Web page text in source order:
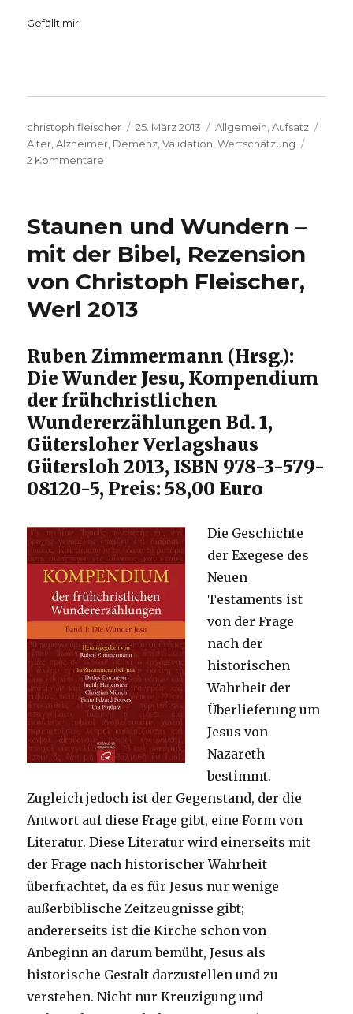
Gefällt mir:
Autor
christoph.fleischer
Veröffentlicht
am
25. März 2013 Kategorien
Allgemein ,Aufsatz
Alter ,Alzheimer Demenz ,Validation ,Wertschätzung
2 Kommentare
Stichworte
einem
Vortrag
von
Bärbel
Staunen und Wundern –
mit der Bibel, Rezension
von Christoph Fleischer,
Werl 2013
Ruben Zimmermann (Hrsg.):
Die Wunder Jesu, Kompendium
der frühchristlichen
Wundererzählungen Bd. 1,
Gütersloher Verlagshaus
Gütersloh 2013, ISBN 978-3-579-
08120-5, Preis: 58,00 Euro
Die Geschichte
der Exegese des
Neuen
Testaments ist
von der Frage
nach der
historischen
Wahrheit der
Überlieferung um
Jesus von
Nazareth
bestimmt.
Zugleich jedoch ist der Gegenstand, der die
Antwort auf diese Frage gibt, eine Form von
Literatur. Diese Literatur wird einerseits mit
der Frage nach historischer Wahrheit
überfrachtet, da es für Jesus nur wenige
außerbiblische Zeitzeugnisse gibt;
andererseits ist die Kirche schon von
Anbeginn an darum bemüht, Jesus als
historische Gestalt darzustellen und zu
verstehen. Nicht nur Kreuzigung und